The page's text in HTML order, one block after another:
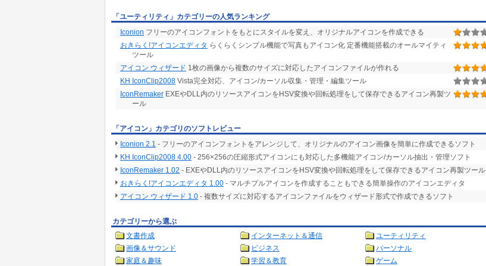
「ユーティリティ」カテゴリーの人気ランキング
Iconion フリーのアイコンフォントをもとにスタイルを変え、オリジナルアイコンを作成できる
おきらく!アイコンエディタ らくらくシンプル機能で写真もアイコン化 定番機能搭載のオールマイティ
ツール
アイコン ウィザード 1枚の画像から複数のサイズに対応したアイコンファイルが作れる
KH IconClip2008 Vista完全対応、アイコン/カーソル収集・管理・編集ツール
IconRemaker EXEやDLL内のリソースアイコンをHSV変換や回転処理をして保存できるアイコン再製ツ
ール
「アイコン」カテゴリのソフトレビュー
Iconion 2.1 - フリーのアイコンフォントをアレンジして、オリジナルのアイコン画像を簡単に作成できるソフト
KH IconClip2008 4.00 - 256×256の圧縮形式アイコンにも対応した多機能アイコン/カーソル抽出・管理ソフト
IconRemaker 1.02 - EXEやDLL内のリソースアイコンをHSV変換や回転処理をして保存できるアイコン再製ツール
おきらく!アイコンエディタ 1.00 - マルチプルアイコンを作成することもできる簡単操作のアイコンエディタ
アイコン ウィザード 1.0 - 複数サイズに対応するアイコンファイルをウィザード形式で作成できるソフト
カテゴリーから選ぶ
文書作成
インターネット＆通信
ユーティリティ
画像＆サウンド
ビジネス
パーソナル
家庭＆趣味
学習＆教育
ゲーム